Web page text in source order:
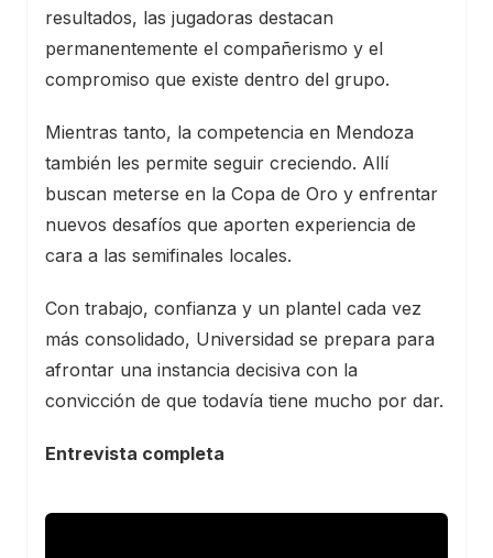
resultados, las jugadoras destacan
permanentemente el compañerismo y el
compromiso que existe dentro del grupo.
Mientras tanto, la competencia en Mendoza
también les permite seguir creciendo. Allí
buscan meterse en la Copa de Oro y enfrentar
nuevos desafíos que aporten experiencia de
cara a las semifinales locales.
Con trabajo, confianza y un plantel cada vez
más consolidado, Universidad se prepara para
afrontar una instancia decisiva con la
convicción de que todavía tiene mucho por dar.
Entrevista completa